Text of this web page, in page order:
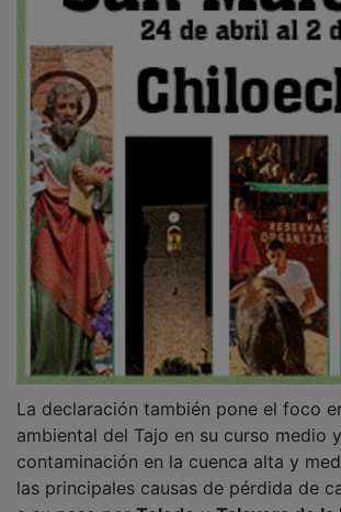
ambiental del Tajo en su curso medio
contaminación en la cuenca alta y
las principales causas de pérdida de
a su paso por ToledoyTalavera de la